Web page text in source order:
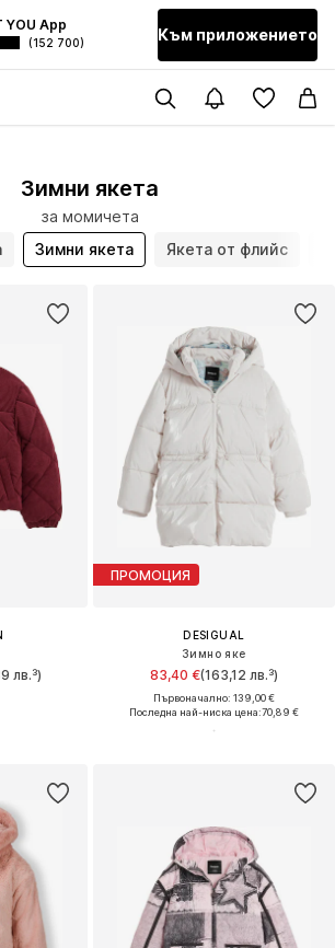
YOU App
(152 700) Към приложението
Зимни якета
за момичета
Зимни якета Якета от флийс
лв.³)
ПРОМОЦИЯ
DESIGUAL
Зимно яке
83,40 €(163,12 лв.³)
Първоначално: 139,00 €
Последна най-ниска цена:70,89 €